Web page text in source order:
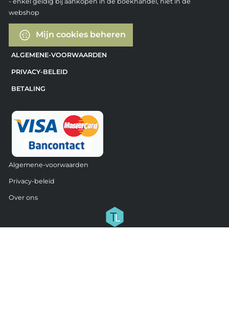
webshop
Mijn cookies beheren
ALGEMENE-VOORWAARDEN
PRIVACY-BELEID
BETALING
Algemene-voorwaarden
Privacy-beleid
Over ons